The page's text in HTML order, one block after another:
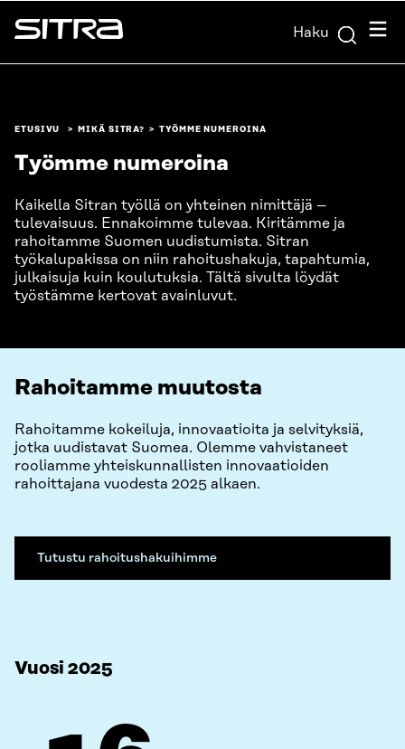
Siirry
suoraan
Sitra Haku
ETUSIVU MIKÄ SITRA? TYÖMME NUMEROINA
Työmme numeroina
Kaikella Sitran työllä on yhteinen nimittäjä –
tulevaisuus. Ennakoimme tulevaa. Kiritämme ja
rahoitamme Suomen uudistumista. Sitran
työkalupakissa on niin rahoitushakuja, tapahtumia,
julkaisuja kuin koulutuksia. Tältä sivulta löydät
työstämme kertovat avainluvut.
Rahoitamme muutosta
Rahoitamme kokeiluja, innovaatioita ja selvityksiä,
jotka uudistavat Suomea. Olemme vahvistaneet
rooliamme yhteiskunnallisten innovaatioiden
rahoittajana vuodesta 2025 alkaen.
Tutustu rahoitushakuihimme
Vuosi 2025